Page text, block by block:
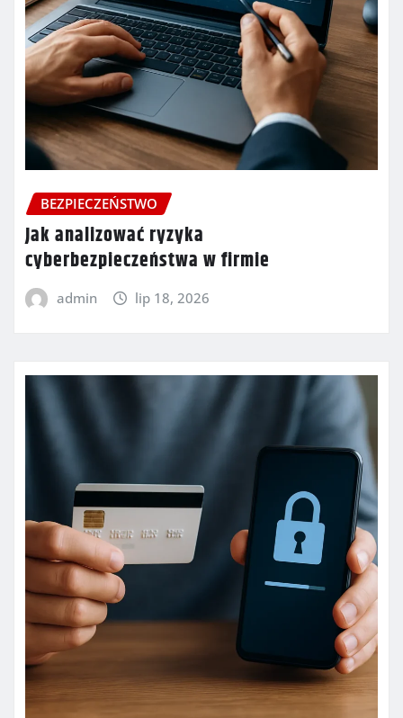
BEZPIECZEŃSTWO
Jak analizować ryzyka
cyberbezpieczeństwa w firmie
admin lip 18, 2026